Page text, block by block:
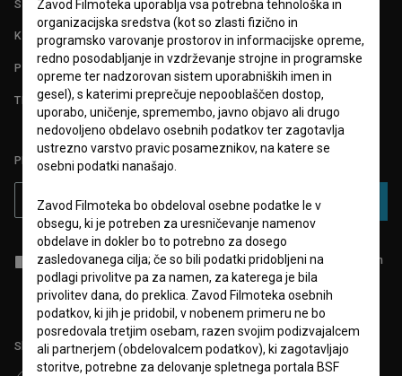
STATISTIKA
KONTAKT
POGOSTA VPRAŠANJA
TEST FUNKCIONALNOSTI
PRIJAVITE SE NA BSF NOVIČNIK:
PRIJAVA
Sprejemamsplošne pogojein dajemsoglasjeza zbiranje, hrambo in
obdelavo osebnih podatkov.
Sledite nam na:
Zavod Filmoteka uporablja vsa potrebna tehnološka in
organizacijska sredstva (kot so zlasti fizično in
programsko varovanje prostorov in informacijske opreme,
redno posodabljanje in vzdrževanje strojne in programske
opreme ter nadzorovan sistem uporabniških imen in
gesel), s katerimi preprečuje nepooblaščen dostop,
uporabo, uničenje, spremembo, javno objavo ali drugo
nedovoljeno obdelavo osebnih podatkov ter zagotavlja
ustrezno varstvo pravic posameznikov, na katere se
osebni podatki nanašajo.
Zavod Filmoteka bo obdeloval osebne podatke le v
obsegu, ki je potreben za uresničevanje namenov
obdelave in dokler bo to potrebno za dosego
zasledovanega cilja; če so bili podatki pridobljeni na
podlagi privolitve pa za namen, za katerega je bila
privolitev dana, do preklica. Zavod Filmoteka osebnih
podatkov, ki jih je pridobil, v nobenem primeru ne bo
posredovala tretjim osebam, razen svojim podizvajalcem
ali partnerjem (obdelovalcem podatkov), ki zagotavljajo
storitve, potrebne za delovanje spletnega portala BSF